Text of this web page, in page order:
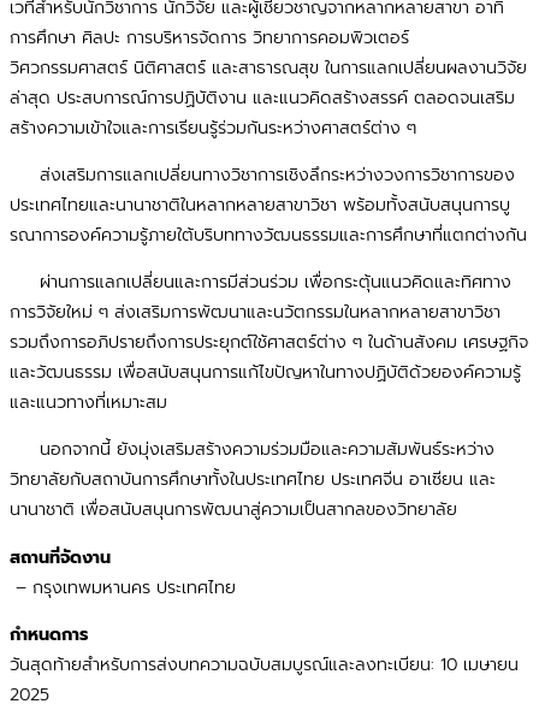
เวทีสำหรับนักวิชาการ นักวิจัย และผู้เชี่ยวชาญจากหลากหลายสาขา อาทิ
การศึกษา ศิลปะ การบริหารจัดการ วิทยาการคอมพิวเตอร์
วิศวกรรมศาสตร์ นิติศาสตร์ และสาธารณสุข ในการแลกเปลี่ยนผลงานวิจัย
ล่าสุด ประสบการณ์การปฏิบัติงาน และแนวคิดสร้างสรรค์ ตลอดจนเสริม
สร้างความเข้าใจและการเรียนรู้ร่วมกันระหว่างศาสตร์ต่าง ๆ
ส่งเสริมการแลกเปลี่ยนทางวิชาการเชิงลึกระหว่างวงการวิชาการของ
ประเทศไทยและนานาชาติในหลากหลายสาขาวิชา พร้อมทั้งสนับสนุนการบู
รณาการองค์ความรู้ภายใต้บริบททางวัฒนธรรมและการศึกษาที่แตกต่างกัน
ผ่านการแลกเปลี่ยนและการมีส่วนร่วม เพื่อกระตุ้นแนวคิดและทิศทาง
การวิจัยใหม่ ๆ ส่งเสริมการพัฒนาและนวัตกรรมในหลากหลายสาขาวิชา
รวมถึงการอภิปรายถึงการประยุกต์ใช้ศาสตร์ต่าง ๆ ในด้านสังคม เศรษฐกิจ
และวัฒนธรรม เพื่อสนับสนุนการแก้ไขปัญหาในทางปฏิบัติด้วยองค์ความรู้
และแนวทางที่เหมาะสม
นอกจากนี้ ยังมุ่งเสริมสร้างความร่วมมือและความสัมพันธ์ระหว่าง
วิทยาลัยกับสถาบันการศึกษาทั้งในประเทศไทย ประเทศจีน อาเซียน และ
นานาชาติ เพื่อสนับสนุนการพัฒนาสู่ความเป็นสากลของวิทยาลัย
สถานที่จัดงาน
– กรุงเทพมหานคร ประเทศไทย
กำหนดการ
วันสุดท้ายสำหรับการส่งบทความฉบับสมบูรณ์และลงทะเบียน: 10 เมษายน
2025